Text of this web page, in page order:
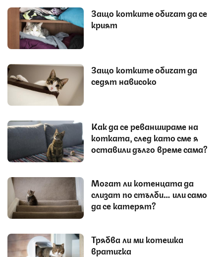
Защо котките обичат да се
крият
Защо котките обичат да
седят нависоко
Как да се реваншираме на
котката, след като сме я
оставили дълго време сама?
Могат ли котенцата да
слизат по стълби… или само
да се катерят?
Трябва ли ми котешка
вратичка